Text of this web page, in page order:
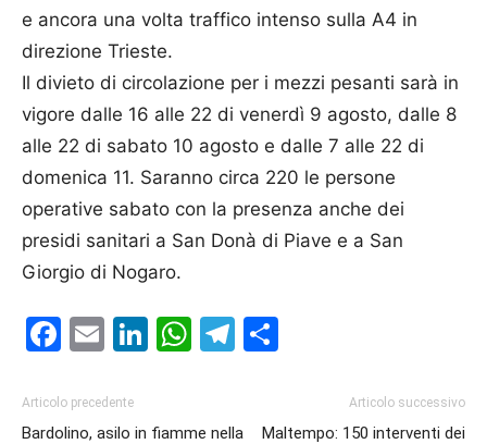
e ancora una volta traffico intenso sulla A4 in
direzione Trieste.
Il divieto di circolazione per i mezzi pesanti sarà in
vigore dalle 16 alle 22 di venerdì 9 agosto, dalle 8
alle 22 di sabato 10 agosto e dalle 7 alle 22 di
domenica 11. Saranno circa 220 le persone
operative sabato con la presenza anche dei
presidi sanitari a San Donà di Piave e a San
Giorgio di Nogaro.
Facebook
EmailLinkedIn
WhatsApp
Telegram
Articolo precedente
Bardolino, asilo in fiamme nella
Articolo successivo
Maltempo: 150 interventi dei